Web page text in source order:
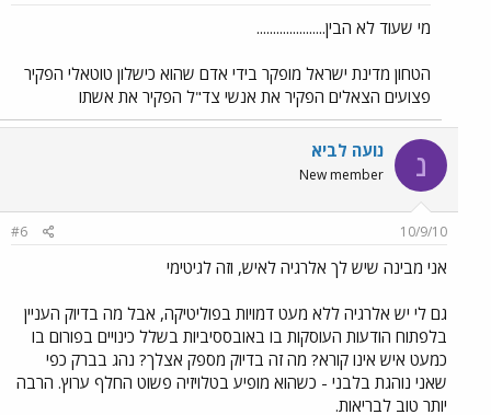
מי שעוד לא הבין.....................
הטחון מדינת ישראל מופקר בידי אדם שהוא כישלון טוטאלי הפקיר
פצועים הצאלים הפקיר את אנשי צד"ל הפקיר את אשתו
נ נועה לביא
New member
10/9/10
#6
אני מבינה שיש לך אלרגיה לאיש, וזה לגיטימי
גם לי יש אלרגיה ללא מעט דמויות בפוליטיקה, אבל מה בדיוק העניין
בלפתוח הודעות העוסקות בו באובססיביות בשלל כינויים בפורום בו
כמעט איש אינו קורא? מה זה בדיוק מספק אצלך? נהג בברק כפי
שאני נוהגת בלבני - כשהוא מופיע בטלויזיה פשוט החלף ערוץ. הרבה
יותר טוב לבריאות.